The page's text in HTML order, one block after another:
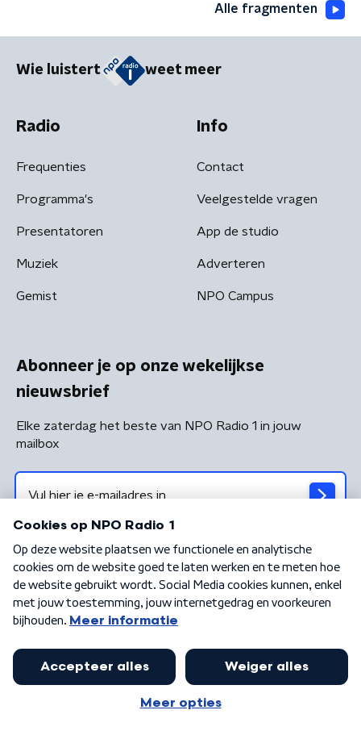
Alle fragmenten
Wie luistert weet meer
Radio
Frequenties
Programma's
Presentatoren
Muziek
Gemist
Info
Contact
Veelgestelde vragen
App de studio
Adverteren
NPO Campus
Abonneer je op onze wekelijkse
nieuwsbrief
Elke zaterdag het beste van NPO Radio 1 in jouw
mailbox
Algemene voorwaarden